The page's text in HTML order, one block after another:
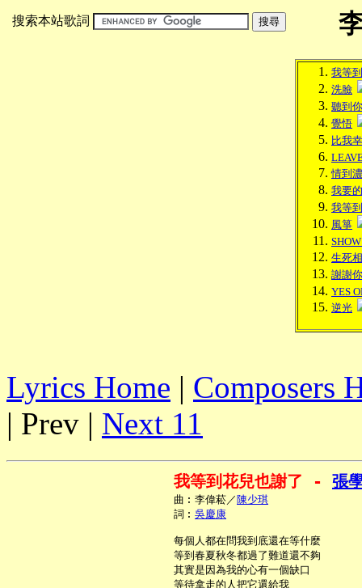
搜索本站歌詞
我等
洗臉
聽到
覺悟
比我
情到
我要
我等
風箏
生死
謝謝你
YES
逆光
Lyrics Home | Composers
| Prev | Next 11
我等到花兒也謝了 - 張
     曲︰李偉菘／
陳少琪
     詞︰
吳慶康
     每個人都在問我到底還在等什麼
     等到春夏秋冬都過了難道還不夠
     其實是因為我的心有一個缺口
     等待拿走的人把它還給我